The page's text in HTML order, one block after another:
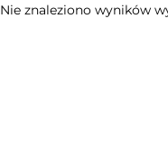
Nie znaleziono wyników